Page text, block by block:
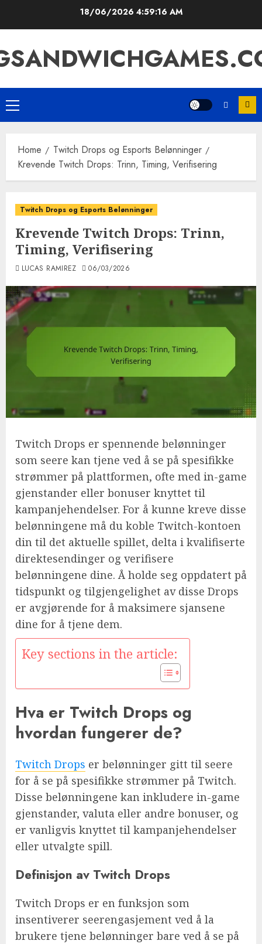
18/06/20264:59:17 AM
Primary
Menu
Home
Twitch Drops og Esports Belønninger
Krevende Twitch Drops: Trinn, Timing, Verifisering
Twitch Drops og Esports Belønninger
Krevende Twitch Drops: Trinn,
Timing, Verifisering
LUCAS RAMIREZ 06/03/2026
Twitch Drops er spennende belønninger
som seere kan tjene ved å se på spesifikke
strømmer på plattformen, ofte med in-game
gjenstander eller bonuser knyttet til
kampanjehendelser. For å kunne kreve disse
belønningene må du koble Twitch-kontoen
din til det aktuelle spillet, delta i kvalifiserte
direktesendinger og verifisere
belønningene dine. Å holde seg oppdatert på
tidspunkt og tilgjengelighet av disse Drops
er avgjørende for å maksimere sjansene
dine for å tjene dem.
Key sections in the article:
Hva er Twitch Drops og
hvordan fungerer de?
Twitch Drops er belønninger gitt til seere
for å se på spesifikke strømmer på Twitch.
Disse belønningene kan inkludere in-game
gjenstander, valuta eller andre bonuser, og
er vanligvis knyttet til kampanjehendelser
eller utvalgte spill.
Definisjon av Twitch Drops
Twitch Drops er en funksjon som
insentiverer seerengasjement ved å la
brukere tjene belønninger bare ved å se på